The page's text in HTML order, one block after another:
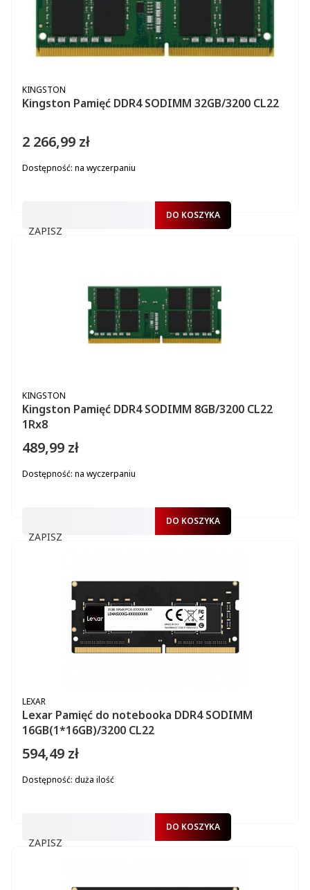
Kingston Pamięć DDR4 SODIMM 32GB/3200 CL22
PRODUCENT
KINGSTON
Cena
2 266,99 zł
Dostępność: na wyczerpaniu
ZAPISZ
DO KOSZYKA
Kingston Pamięć DDR4 SODIMM 8GB/3200 CL22
1Rx8
PRODUCENT
KINGSTON
Cena
489,99 zł
Dostępność: na wyczerpaniu
ZAPISZ
DO KOSZYKA
Lexar Pamięć do notebooka DDR4 SODIMM
16GB(1*16GB)/3200 CL22
PRODUCENT
LEXAR
Cena
594,49 zł
Dostępność: duża ilość
ZAPISZ
DO KOSZYKA